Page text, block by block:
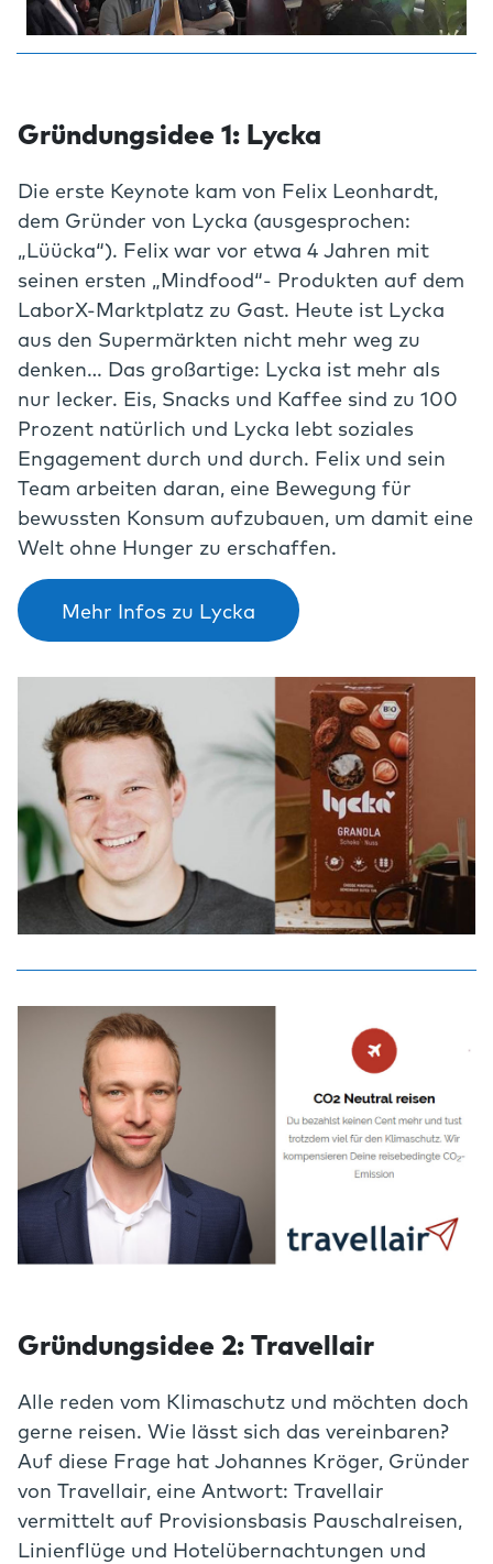
Gründungsidee 1: Lycka
Die erste Keynote kam von Felix Leonhardt,
dem Gründer von Lycka (ausgesprochen:
„Lüücka“). Felix war vor etwa 4 Jahren mit
seinen ersten „Mindfood“- Produkten auf dem
LaborX-Marktplatz zu Gast. Heute ist Lycka
aus den Supermärkten nicht mehr weg zu
denken… Das großartige: Lycka ist mehr als
nur lecker. Eis, Snacks und Kaffee sind zu 100
Prozent natürlich und Lycka lebt soziales
Engagement durch und durch. Felix und sein
Team arbeiten daran, eine Bewegung für
bewussten Konsum aufzubauen, um damit eine
Welt ohne Hunger zu erschaffen.
Mehr Infos zu Lycka
Gründungsidee 2: Travellair
Alle reden vom Klimaschutz und möchten doch
gerne reisen. Wie lässt sich das vereinbaren?
Auf diese Frage hat Johannes Kröger, Gründer
von Travellair, eine Antwort: Travellair
vermittelt auf Provisionsbasis Pauschalreisen,
Linienflüge und Hotelübernachtungen und